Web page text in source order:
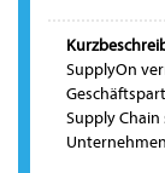
SupplyOn
Supply Chain